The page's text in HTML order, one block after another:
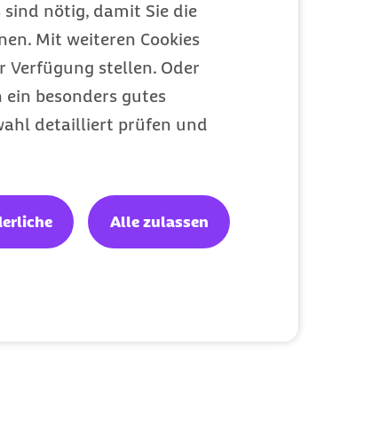
sind nötig, damit Sie die
Mit weiteren Cookies
Verfügung stellen. Oder
besonders gutes
detailliert prüfen und
Alle zulassen